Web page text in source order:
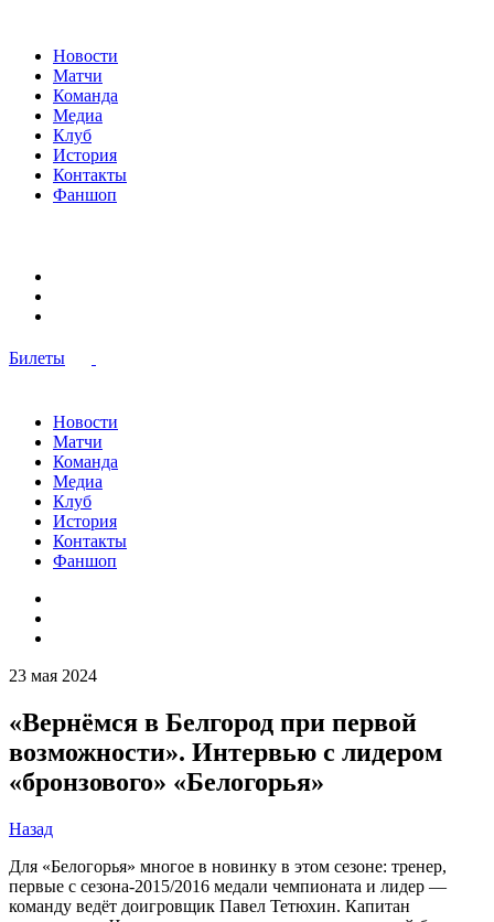
Новости
Матчи
Команда
Медиа
Клуб
История
Контакты
Фаншоп
Билеты
Новости
Матчи
Команда
Медиа
Клуб
История
Контакты
Фаншоп
23 мая 2024
«Вернёмся в Белгород при первой
возможности». Интервью с лидером
«бронзового» «Белогорья»
Назад
Для «Белогорья» многое в новинку в этом сезоне: тренер,
первые с сезона-2015/2016 медали чемпионата и лидер —
команду ведёт доигровщик Павел Тетюхин. Капитан